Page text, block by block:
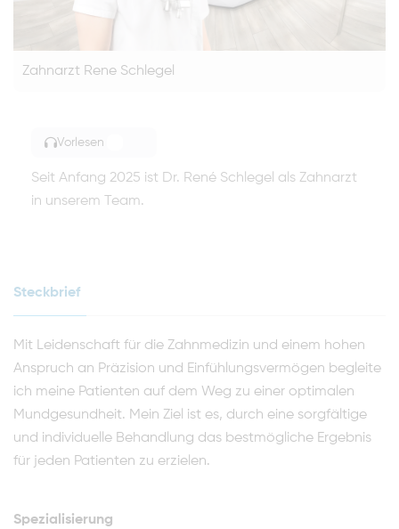
Zahnarzt Rene Schlegel
Vorlesen
Seit Anfang 2025 ist Dr. René Schlegel als Zahnarzt
in unserem Team.
Steckbrief
Mit Leidenschaft für die Zahnmedizin und einem hohen
Anspruch an Präzision und Einfühlungsvermögen begleite
ich meine Patienten auf dem Weg zu einer optimalen
Mundgesundheit. Mein Ziel ist es, durch eine sorgfältige
und individuelle Behandlung das bestmögliche Ergebnis
für jeden Patienten zu erzielen.
Spezialisierung